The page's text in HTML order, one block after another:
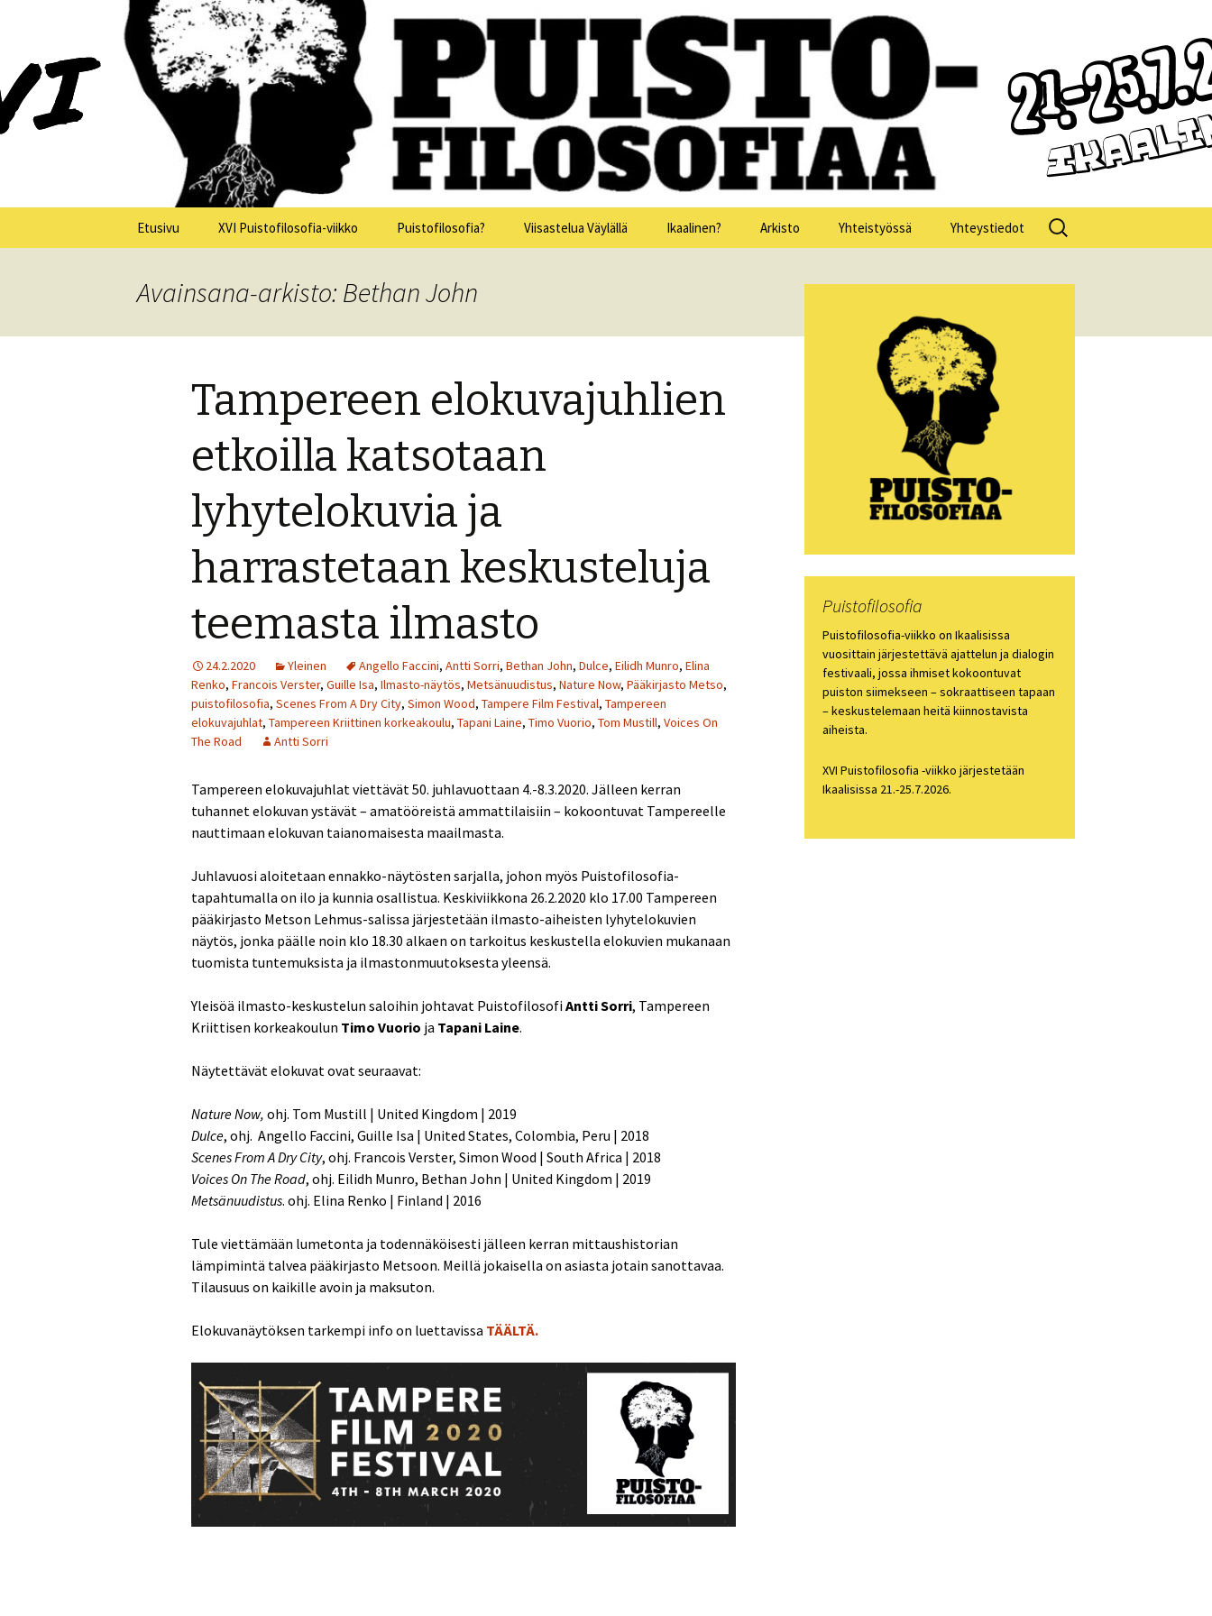
Puistofilosofia
XV Puistofilosofia-viikko Ikaalisissa 15.-19.7.2025
Etusivu XVI Puistofilosofia-viikko
Torstai 23.7.
Perjantai 24.7.
Lauantai 25.7.
Muuta ohjelmaa
Puistofilosofia? Viisastelua Väylällä Ikaalinen? Arkisto
Puistofilosofia 2019
Puistofilosofia 2018
Puistofilosofia 2016
Puistofilosofia 2015
Puistofilosofia 2014
Artikkelien arkisto
Yhteistyössä Yhteystiedot
Haku:
Avainsana-arkisto: Bethan John
Tampereen elokuvajuhlien
etkoilla katsotaan
lyhytelokuvia ja
harrastetaan keskusteluja
teemasta ilmasto
24.2.2020 Yleinen Angello Faccini, Antti Sorri, Bethan John, Dulce, Eilidh Munro, Elina
Renko, Francois Verster, Guille Isa, Ilmasto-näytös, Metsänuudistus, Nature Now, Pääkirjasto Metso,
puistofilosofia, Scenes From A Dry City, Simon Wood, Tampere Film Festival, Tampereen
elokuvajuhlat, Tampereen Kriittinen korkeakoulu, Tapani Laine, Timo Vuorio, Tom Mustill, Voices On
The Road
Antti Sorri
Tampereen elokuvajuhlat viettävät 50. juhlavuottaan 4.-8.3.2020. Jälleen kerran
tuhannet elokuvan ystävät – amatööreistä ammattilaisiin – kokoontuvat Tampereelle
nauttimaan elokuvan taianomaisesta maailmasta.
Juhlavuosi aloitetaan ennakko-näytösten sarjalla, johon myös Puistofilosofia-
tapahtumalla on ilo ja kunnia osallistua. Keskiviikkona 26.2.2020 klo 17.00 Tampereen
pääkirjasto Metson Lehmus-salissa järjestetään ilmasto-aiheisten lyhytelokuvien
näytös, jonka päälle noin klo 18.30 alkaen on tarkoitus keskustella elokuvien mukanaan
tuomista tuntemuksista ja ilmastonmuutoksesta yleensä.
Yleisöä ilmasto-keskustelun saloihin johtavat PuistofilosofiAntti Sorri, Tampereen
Kriittisen korkeakoulun Timo Vuorio ja Tapani Laine.
Näytettävät elokuvat ovat seuraavat:
Nature Now, ohj. Tom Mustill | United Kingdom | 2019
Dulce, ohj. Angello Faccini, Guille Isa | United States, Colombia, Peru | 2018
Scenes From A Dry City, ohj. Francois Verster, Simon Wood | South Africa | 2018
Voices On The Road, ohj. Eilidh Munro, Bethan John | United Kingdom | 2019
Metsänuudistus. ohj. Elina Renko | Finland | 2016
Tule viettämään lumetonta ja todennäköisesti jälleen kerran mittaushistorian
lämpimintä talvea pääkirjasto Metsoon. Meillä jokaisella on asiasta jotain sanottavaa.
Tilausuus on kaikille avoin ja maksuton.
Elokuvanäytöksen tarkempi info on luettavissa TÄÄLTÄ.
Puistofilosofia
Puistofilosofia-viikko on Ikaalisissa
vuosittain järjestettävä ajattelun ja dialogin
festivaali, jossa ihmiset kokoontuvat
puiston siimekseen – sokraattiseen tapaan
– keskustelemaan heitä kiinnostavista
aiheista.
XVI Puistofilosofia -viikko järjestetään
Ikaalisissa 21.-25.7.2026.